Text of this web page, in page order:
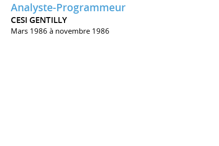
Analyste-Programmeur
CESI GENTILLY
Mars 1986 à novembre 1986